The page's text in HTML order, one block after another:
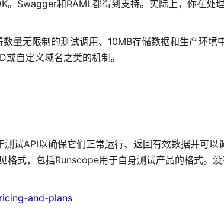
。Swagger和RAML都得到支持。实际上，你在处
量无限制的测试调用、10MB存储数据和生产环
自定义域名之类的机制。
试API以确保它们正常运行、返回有效数据并可
格式，包括Runscope用于自身测试产品的格式。
and-plans